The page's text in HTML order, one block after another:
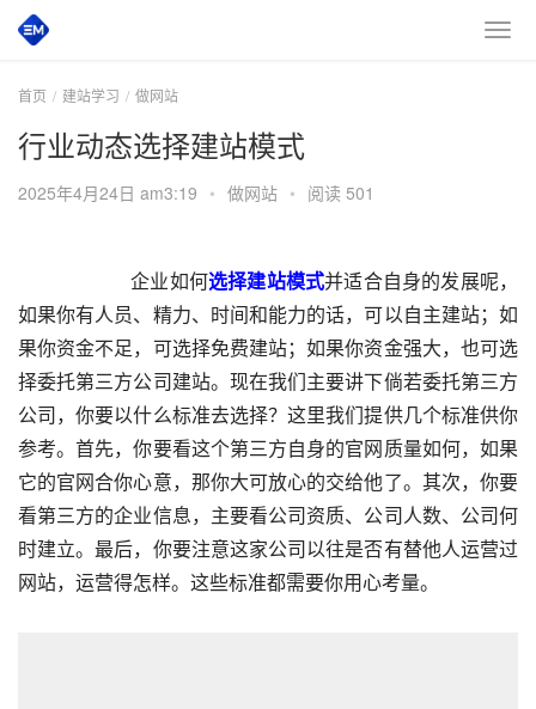
首页 建站学习 做网站
行业动态选择建站模式
2025年4月24日 am3:19 • 做网站 • 阅读 501
企业如何选择建站模式并适合自身的发展呢，
如果你有人员、精力、时间和能力的话，可以自主建站；如
果你资金不足，可选择免费建站；如果你资金强大，也可选
择委托第三方公司建站。现在我们主要讲下倘若委托第三方
公司，你要以什么标准去选择？这里我们提供几个标准供你
参考。首先，你要看这个第三方自身的官网质量如何，如果
它的官网合你心意，那你大可放心的交给他了。其次，你要
看第三方的企业信息，主要看公司资质、公司人数、公司何
时建立。最后，你要注意这家公司以往是否有替他人运营过
网站，运营得怎样。这些标准都需要你用心考量。